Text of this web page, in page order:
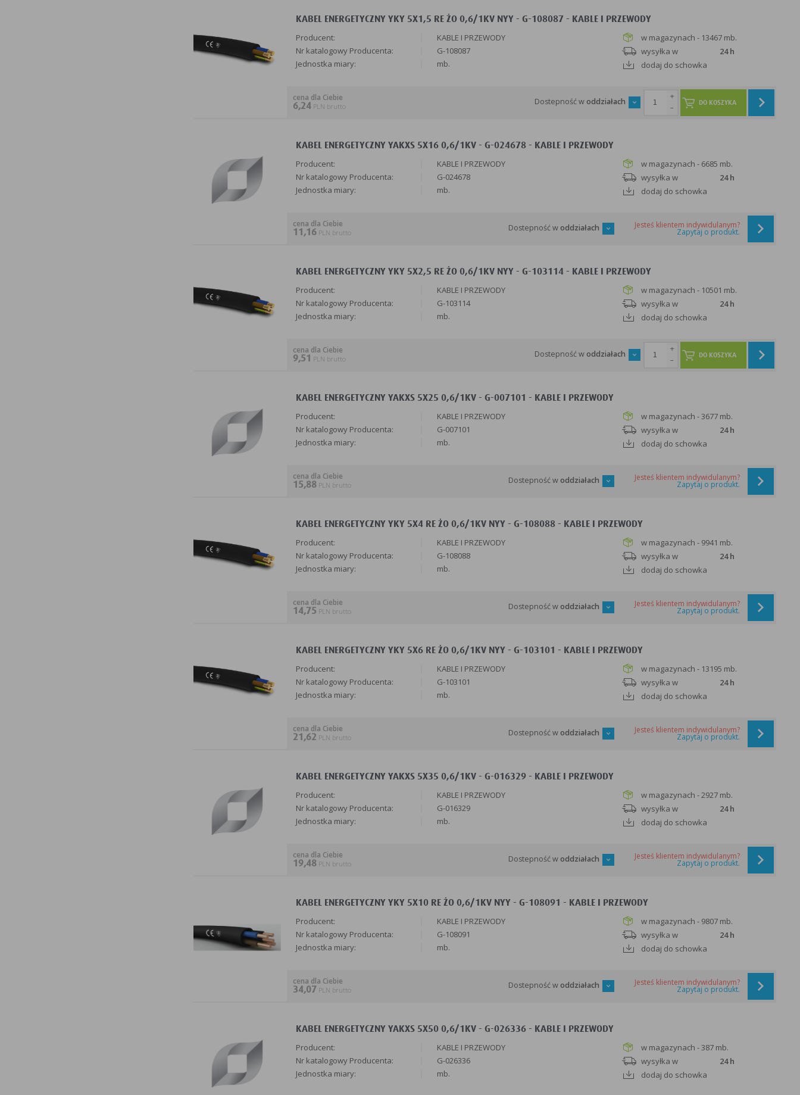
KABEL ENERGETYCZNY YKY 5X1,5 RE ŻO 0,6/1KV NYY - G-108087 - KABLE I PRZEWODY
Producent:
KABLE I PRZEWODY
Nr katalogowy Producenta:
G-108087
Jednostka miary:
mb.
w magazynach - 13467 mb.
wysyłka w
24 h
dodaj do schowka
cena dla Ciebie
6,24 PLN brutto Dostepność woddziałach
-
+
DO KOSZYKA
KABEL ENERGETYCZNY YAKXS 5X16 0,6/1KV - G-024678 - KABLE I PRZEWODY
Producent:
KABLE I PRZEWODY
Nr katalogowy Producenta:
G-024678
Jednostka miary:
mb.
w magazynach - 6685 mb.
wysyłka w
24 h
dodaj do schowka
cena dla Ciebie
11,16 PLN brutto Dostepność woddziałach Jesteś klientem indywidulanym?
Zapytaj o produkt.
KABEL ENERGETYCZNY YKY 5X2,5 RE ŻO 0,6/1KV NYY - G-103114 - KABLE I PRZEWODY
Producent:
KABLE I PRZEWODY
Nr katalogowy Producenta:
G-103114
Jednostka miary:
mb.
w magazynach - 10501 mb.
wysyłka w
24 h
dodaj do schowka
cena dla Ciebie
9,51 PLN brutto Dostepność woddziałach
-
+
DO KOSZYKA
KABEL ENERGETYCZNY YAKXS 5X25 0,6/1KV - G-007101 - KABLE I PRZEWODY
Producent:
KABLE I PRZEWODY
Nr katalogowy Producenta:
G-007101
Jednostka miary:
mb.
w magazynach - 3677 mb.
wysyłka w
24 h
dodaj do schowka
cena dla Ciebie
15,88 PLN brutto Dostepność woddziałach Jesteś klientem indywidulanym?
Zapytaj o produkt.
KABEL ENERGETYCZNY YKY 5X4 RE ŻO 0,6/1KV NYY - G-108088 - KABLE I PRZEWODY
Producent:
KABLE I PRZEWODY
Nr katalogowy Producenta:
G-108088
Jednostka miary:
mb.
w magazynach - 9941 mb.
wysyłka w
24 h
dodaj do schowka
cena dla Ciebie
14,75 PLN brutto Dostepność woddziałach Jesteś klientem indywidulanym?
Zapytaj o produkt.
KABEL ENERGETYCZNY YKY 5X6 RE ŻO 0,6/1KV NYY - G-103101 - KABLE I PRZEWODY
Producent:
KABLE I PRZEWODY
Nr katalogowy Producenta:
G-103101
Jednostka miary:
mb.
w magazynach - 13195 mb.
wysyłka w
24 h
dodaj do schowka
cena dla Ciebie
21,62 PLN brutto Dostepność woddziałach Jesteś klientem indywidulanym?
Zapytaj o produkt.
KABEL ENERGETYCZNY YAKXS 5X35 0,6/1KV - G-016329 - KABLE I PRZEWODY
Producent:
KABLE I PRZEWODY
Nr katalogowy Producenta:
G-016329
Jednostka miary:
mb.
w magazynach - 2927 mb.
wysyłka w
24 h
dodaj do schowka
cena dla Ciebie
19,48 PLN brutto Dostepność woddziałach Jesteś klientem indywidulanym?
Zapytaj o produkt.
KABEL ENERGETYCZNY YKY 5X10 RE ŻO 0,6/1KV NYY - G-108091 - KABLE I PRZEWODY
Producent:
KABLE I PRZEWODY
Nr katalogowy Producenta:
G-108091
Jednostka miary:
mb.
w magazynach - 9807 mb.
wysyłka w
24 h
dodaj do schowka
cena dla Ciebie
34,07 PLN brutto Dostepność woddziałach Jesteś klientem indywidulanym?
Zapytaj o produkt.
KABEL ENERGETYCZNY YAKXS 5X50 0,6/1KV - G-026336 - KABLE I PRZEWODY
Producent:
KABLE I PRZEWODY
Nr katalogowy Producenta:
G-026336
Jednostka miary:
mb.
w magazynach - 387 mb.
wysyłka w
24 h
dodaj do schowka